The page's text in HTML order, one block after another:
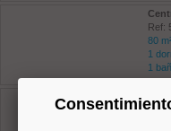
Ref:
80
1
1
Ref: